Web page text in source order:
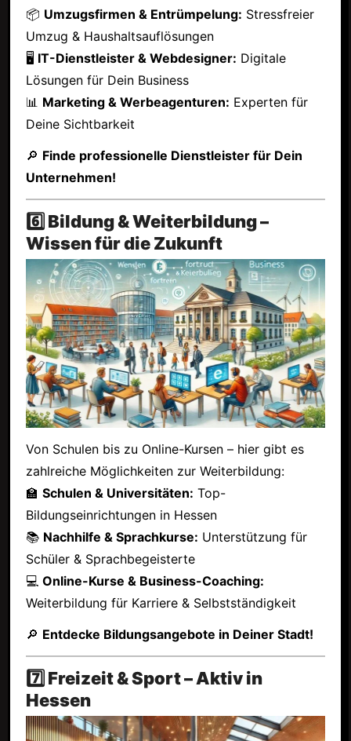
📦 Umzugsfirmen & Entrümpelung: Stressfreier
Umzug & Haushaltsauflösungen
🖥 IT-Dienstleister & Webdesigner: Digitale
Lösungen für Dein Business
📊 Marketing & Werbeagenturen: Experten für
Deine Sichtbarkeit
🔎 Finde professionelle Dienstleister für Dein
Unternehmen!
6️⃣ Bildung & Weiterbildung –
Wissen für die Zukunft
Von Schulen bis zu Online-Kursen – hier gibt es
zahlreiche Möglichkeiten zur Weiterbildung:
🏫 Schulen & Universitäten: Top-
Bildungseinrichtungen in Hessen
📚 Nachhilfe & Sprachkurse: Unterstützung für
Schüler & Sprachbegeisterte
💻 Online-Kurse & Business-Coaching:
Weiterbildung für Karriere & Selbstständigkeit
🔎 Entdecke Bildungsangebote in Deiner Stadt!
7️⃣ Freizeit & Sport – Aktiv in
Hessen